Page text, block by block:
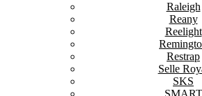
Raleigh
Reany
Reelight
Restrap
Selle
SKS
SMART